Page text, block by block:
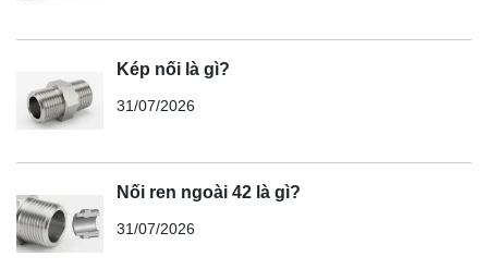
Kép nối là gì?
31/07/2026
Nối ren ngoài 42 là gì?
31/07/2026